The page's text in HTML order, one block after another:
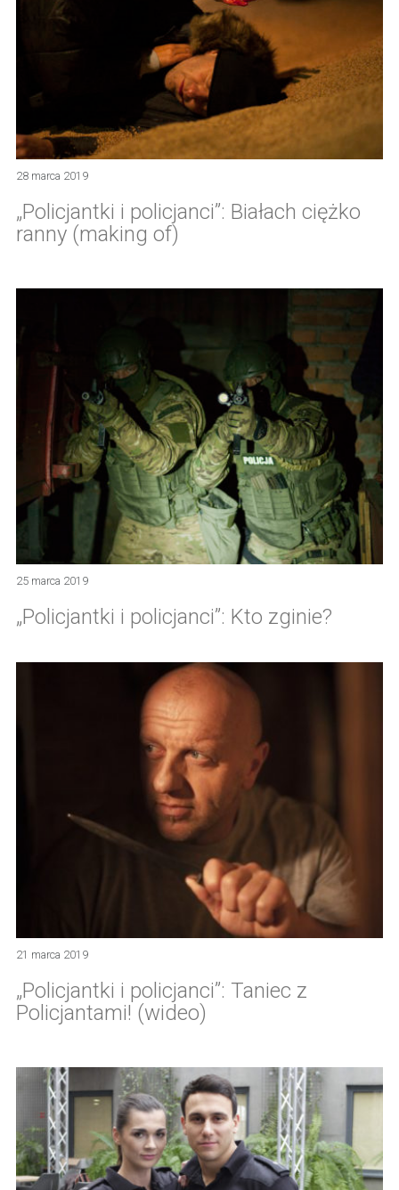
28 marca 2019
„Policjantki i policjanci”: Białach ciężko
ranny (making of)
25 marca 2019
„Policjantki i policjanci”: Kto zginie?
21 marca 2019
„Policjantki i policjanci”: Taniec z
Policjantami! (wideo)